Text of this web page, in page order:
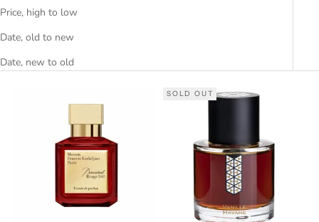
Price, high to low
Date, old to new
Date, new to old
SOLD OUT